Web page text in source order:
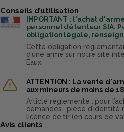
Conseils d’utilisation
IMPORTANT : l'achat
personnel détenteur SIA.
obligation légale,
Cette obligation
d'une arme sur notre site
Eaux.
ATTENTION : La vente
aux mineurs de moins de
Article réglementé : pour
demandés : pièce d'identité
licence de tir (en cours de
Avis clients